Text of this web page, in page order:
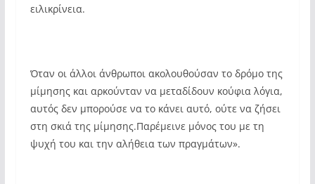
ειλικρίνεια.
Όταν οι άλλοι άνθρωποι ακολουθούσαν το δρόμο της
μίμησης και αρκούνταν να μεταδίδουν κούφια λόγια,
αυτός δεν μπορούσε να το κάνει αυτό, ούτε να ζήσει
στη σκιά της μίμησης.Παρέμεινε μόνος του με τη
ψυχή του και την αλήθεια των πραγμάτων».